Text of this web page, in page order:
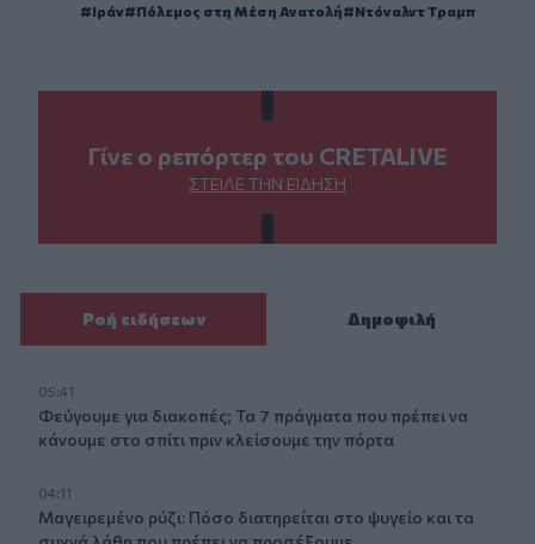
Ιράν Πόλεμος στη Μέση Ανατολή Ντόναλντ Τραμπ
Γίνε ο ρεπόρτερ του CRETALIVE
ΣΤΕΊΛΕ ΤΗΝ ΕΊΔΗΣΗ
Ροή ειδήσεων Δημοφιλή
05:41
Φεύγουμε για διακοπές; Τα 7 πράγματα που πρέπει να
κάνουμε στο σπίτι πριν κλείσουμε την πόρτα
04:11
Μαγειρεμένο ρύζι: Πόσο διατηρείται στο ψυγείο και τα